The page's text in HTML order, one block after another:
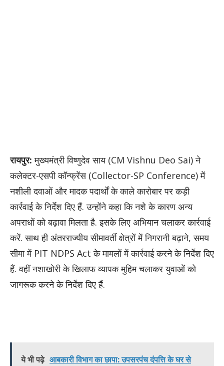
रायपुर: मुख्यमंत्री विष्णुदेव साय (CM Vishnu Deo Sai) ने
कलेक्टर-एसपी कॉन्फ्रेंस (Collector-SP Conference) में
नशीली दवाओं और मादक पदार्थों के काले कारोबार पर कड़ी
कार्रवाई के निर्देश दिए हैं. उन्होंने कहा कि नशे के कारण अन्य
अपराधों को बढ़ावा मिलता है. इसके लिए अभियान चलाकर कार्रवाई
करें. साथ ही अंतरराज्यीय सीमावर्ती क्षेत्रों में निगरानी बढ़ाने, समय
सीमा में PIT NDPS Act के मामलों में कार्रवाई करने के निर्देश दिए
हैं. वहीं नशाखोरी के खिलाफ व्यापक मुहिम चलाकर युवाओं को
जागरूक करने के निर्देश दिए हैं.
ये भी पढ़े आबकारी विभाग का छापा: उपसरपंच दंपत्ति के घर से